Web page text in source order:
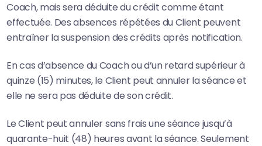
Coach, mais sera déduite du crédit comme étant
effectuée. Des absences répétées du Client peuvent
entraîner la suspension des crédits après notification.
En cas d’absence du Coach ou d’un retard supérieur à
quinze (15) minutes, le Client peut annuler la séance et
elle ne sera pas déduite de son crédit.
Le Client peut annuler sans frais une séance jusqu’à
quarante-huit (48) heures avant la séance. Seulement